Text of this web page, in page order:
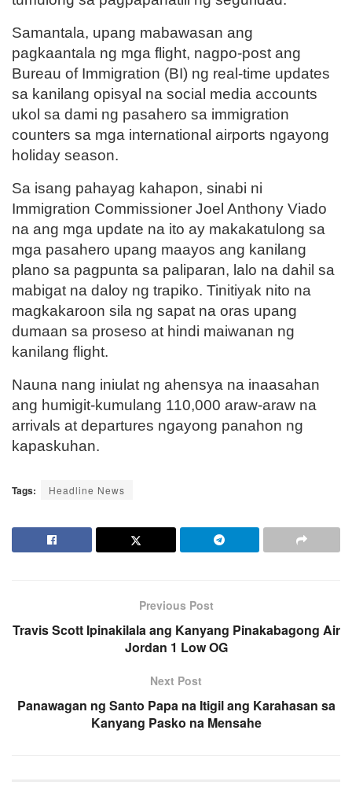
Samantala, upang mabawasan ang
pagkaantala ng mga flight, nagpo-post ang
Bureau of Immigration (BI) ng real-time updates
sa kanilang opisyal na social media accounts
ukol sa dami ng pasahero sa immigration
counters sa mga international airports ngayong
holiday season.
Sa isang pahayag kahapon, sinabi ni
Immigration Commissioner Joel Anthony Viado
na ang mga update na ito ay makakatulong sa
mga pasahero upang maayos ang kanilang
plano sa pagpunta sa paliparan, lalo na dahil sa
mabigat na daloy ng trapiko. Tinitiyak nito na
magkakaroon sila ng sapat na oras upang
dumaan sa proseso at hindi maiwanan ng
kanilang flight.
Nauna nang iniulat ng ahensya na inaasahan
ang humigit-kumulang 110,000 araw-araw na
arrivals at departures ngayong panahon ng
kapaskuhan.
Tags: Headline News
Previous Post
Travis Scott Ipinakilala ang Kanyang Pinakabagong Air
Jordan 1 Low OG
Next Post
Panawagan ng Santo Papa na Itigil ang Karahasan sa
Kanyang Pasko na Mensahe